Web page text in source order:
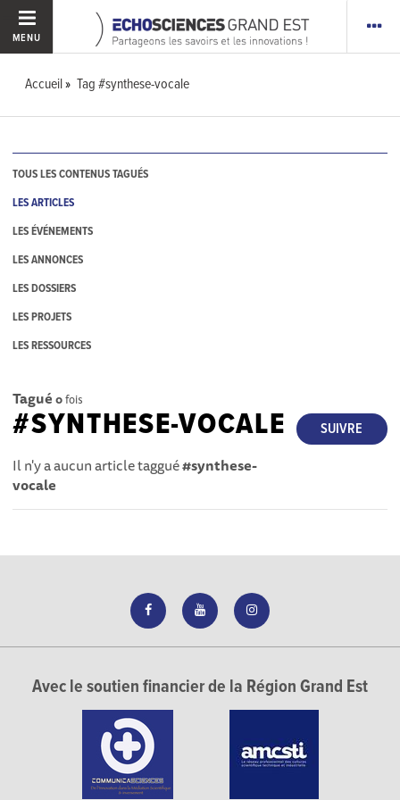
MENU
Accueil Tag #synthese-vocale
TOUS LES CONTENUS TAGUÉS
LES ARTICLES
LES ÉVÉNEMENTS
LES ANNONCES
LES DOSSIERS
LES PROJETS
LES RESSOURCES
Tagué 0fois
SUIVRE
#SYNTHESE-VOCALE
Il n'y a aucun article taggué#synthese-
vocale
Avec le soutien financier de la Région Grand Est